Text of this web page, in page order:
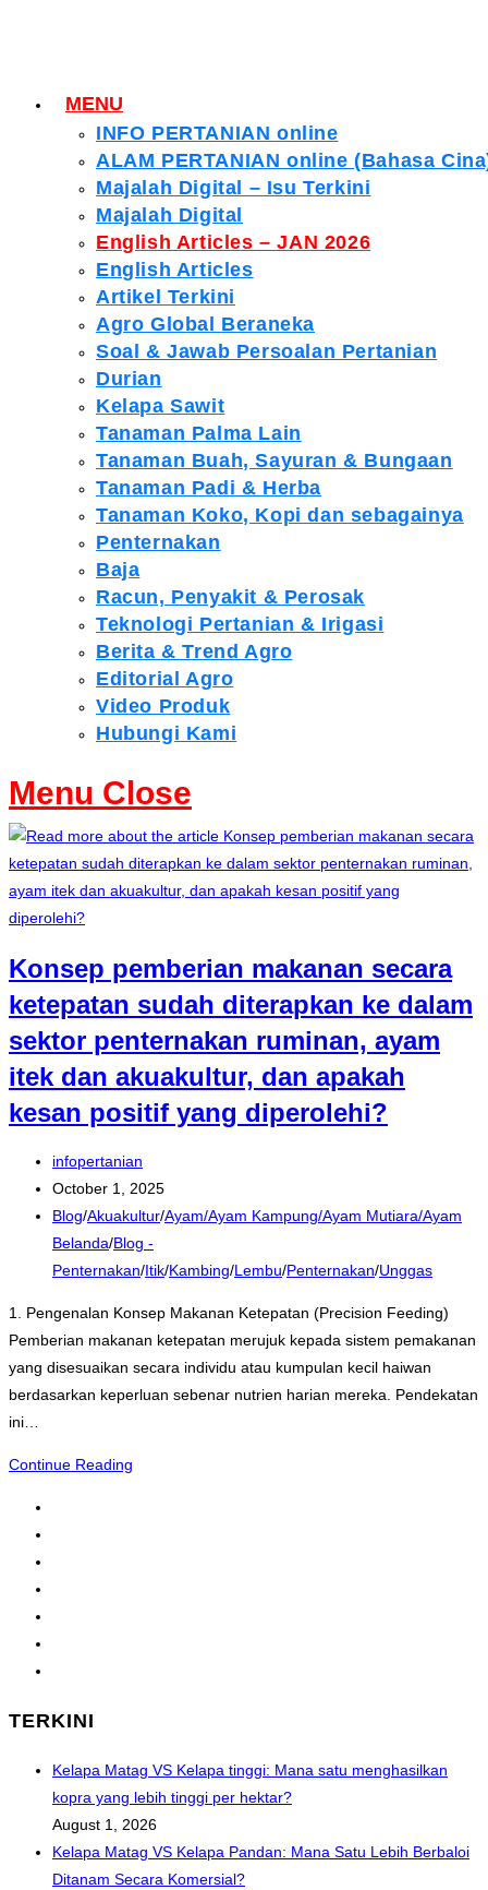
MENU
INFO PERTANIAN online
ALAM PERTANIAN online (Bahasa
Majalah Digital – Isu Terkini
Majalah Digital
English Articles – JAN 2026
English Articles
Artikel Terkini
Agro Global Beraneka
Soal & Jawab Persoalan Pertanian
Durian
Kelapa Sawit
Tanaman Palma Lain
Tanaman Buah, Sayuran & Bungaan
Tanaman Padi & Herba
Tanaman Koko, Kopi dan sebagainya
Penternakan
Baja
Racun, Penyakit & Perosak
Teknologi Pertanian & Irigasi
Berita & Trend Agro
Editorial Agro
Video Produk
Hubungi Kami
Menu Close
Konsep pemberian makanan secara
ketepatan sudah diterapkan ke dalam
sektor penternakan ruminan, ayam
itek dan akuakultur, dan apakah
kesan positif yang diperolehi?
Post
author:
infopertanian
Post
published:
October 1, 2025
Post
category:
Blog/Akuakultur/Ayam/Ayam Kampung/Ayam Mutiara/Ayam
Belanda/Blog -
Penternakan/Itik/Kambing/Lembu/Penternakan/Unggas
1. Pengenalan Konsep Makanan Ketepatan (Precision Feeding)
Pemberian makanan ketepatan merujuk kepada sistem pemakanan
yang disesuaikan secara individu atau kumpulan kecil haiwan
berdasarkan keperluan sebenar nutrien harian mereka. Pendekatan
ini…
Continue Reading
ruminan,
ayam
itek
dan
akuakultur,
the
page
TERKINI
Kelapa Matag VS Kelapa tinggi: Mana satu menghasilkan
kopra yang lebih tinggi per hektar?
August 1, 2026
Kelapa Matag VS Kelapa Pandan: Mana Satu Lebih Berbaloi
Ditanam Secara Komersial?